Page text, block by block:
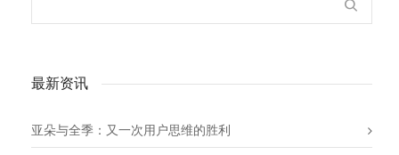
最新资讯
亚朵与全季：又一次用户思维的胜利